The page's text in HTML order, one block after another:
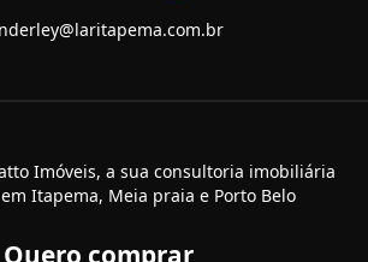
Imóveis, a sua consultoria imobiliária
Itapema, Meia praia e Porto Belo
Quero comprar